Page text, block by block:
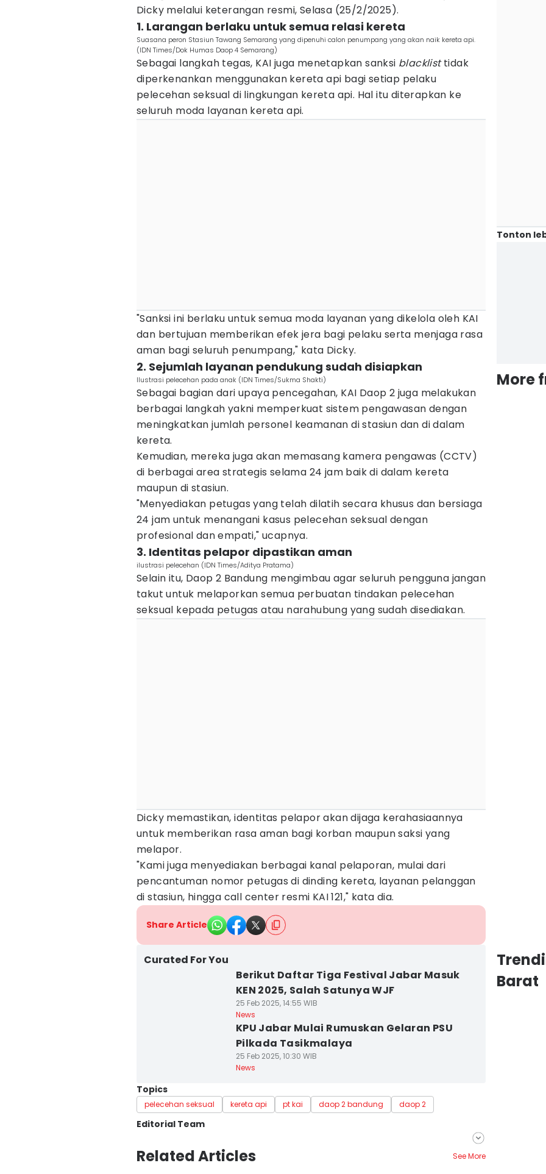
Dicky melalui keterangan resmi, Selasa (25/2/2025).
1. Larangan berlaku untuk semua relasi kereta
Suasana peron Stasiun Tawang Semarang yang dipenuhi calon penumpang yang akan naik kereta api.
(IDN Times/Dok Humas Daop 4 Semarang)
Sebagai langkah tegas, KAI juga menetapkan sanksi blacklisttidak
diperkenankan menggunakan kereta api bagi setiap pelaku
pelecehan seksual di lingkungan kereta api. Hal itu diterapkan ke
seluruh moda layanan kereta api.
"Sanksi ini berlaku untuk semua moda layanan yang dikelola oleh KAI
dan bertujuan memberikan efek jera bagi pelaku serta menjaga rasa
aman bagi seluruh penumpang," kata Dicky.
2. Sejumlah layanan pendukung sudah disiapkan
Ilustrasi pelecehan pada anak (IDN Times/Sukma Shakti)
Sebagai bagian dari upaya pencegahan, KAI Daop 2 juga melakukan
berbagai langkah yakni memperkuat sistem pengawasan dengan
meningkatkan jumlah personel keamanan di stasiun dan di dalam
kereta.
Kemudian, mereka juga akan memasang kamera pengawas (CCTV)
di berbagai area strategis selama 24 jam baik di dalam kereta
maupun di stasiun.
"Menyediakan petugas yang telah dilatih secara khusus dan bersiaga
24 jam untuk menangani kasus pelecehan seksual dengan
profesional dan empati," ucapnya.
3. Identitas pelapor dipastikan aman
ilustrasi pelecehan (IDN Times/Aditya Pratama)
Selain itu, Daop 2 Bandung mengimbau agar seluruh pengguna jangan
takut untuk melaporkan semua perbuatan tindakan pelecehan
seksual kepada petugas atau narahubung yang sudah disediakan.
Dicky memastikan, identitas pelapor akan dijaga kerahasiaannya
untuk memberikan rasa aman bagi korban maupun saksi yang
melapor.
"Kami juga menyediakan berbagai kanal pelaporan, mulai dari
pencantuman nomor petugas di dinding kereta, layanan pelanggan
di stasiun, hingga call center resmi KAI 121," kata dia.
Share Article
Curated For You
Berikut Daftar Tiga Festival Jabar Masuk
KEN 2025, Salah Satunya WJF
25 Feb 2025, 14:55 WIB
News
KPU Jabar Mulai Rumuskan Gelaran PSU
Pilkada Tasikmalaya
25 Feb 2025, 10:30 WIB
News
Topics
pelecehan seksual kereta api pt kai daop 2 bandung daop 2
Editorial Team
Editor
Galih Persiana
Related Articles See More
Tonton
More
Barat